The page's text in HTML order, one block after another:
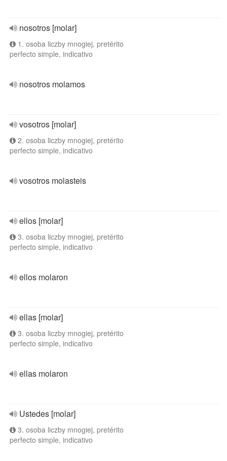
nosotros [molar]
1. osoba liczby mnogiej, pretérito
perfecto simple, indicativo
nosotros molamos
vosotros [molar]
2. osoba liczby mnogiej, pretérito
perfecto simple, indicativo
vosotros molasteis
ellos [molar]
3. osoba liczby mnogiej, pretérito
perfecto simple, indicativo
ellos molaron
ellas [molar]
3. osoba liczby mnogiej, pretérito
perfecto simple, indicativo
ellas molaron
Ustedes [molar]
3. osoba liczby mnogiej, pretérito
perfecto simple, indicativo